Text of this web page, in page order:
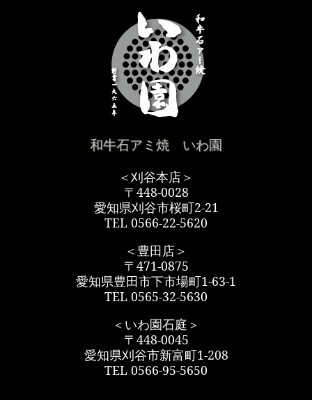
和牛石アミ焼 いわ園
＜刈谷本店＞
〒448-0028
愛知県刈谷市桜町2-21
TEL 0566-22-5620
＜豊田店＞
〒471-0875
愛知県豊田市下市場町1-63-1
TEL 0565-32-5630
＜いわ園石庭＞
〒448-0045
愛知県刈谷市新富町1-208
TEL 0566-95-5650